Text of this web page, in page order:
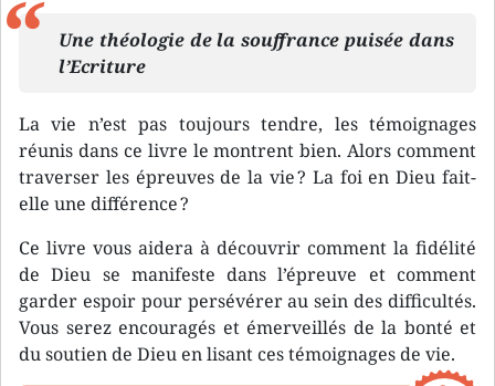
Une théologie de la souffrance puisée dans
l’Ecriture
La vie n’est pas toujours tendre, les témoignages
réunis dans ce livre le montrent bien. Alors comment
traverser les épreuves de la vie ? La foi en Dieu fait-
elle une différence ?
Ce livre vous aidera à découvrir comment la fidélité
de Dieu se manifeste dans l’épreuve et comment
garder espoir pour persévérer au sein des difficultés.
Vous serez encouragés et émerveillés de la bonté et
du soutien de Dieu en lisant ces témoignages de vie.